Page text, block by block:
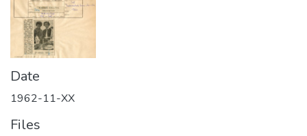
Date
1962-11-XX
Files